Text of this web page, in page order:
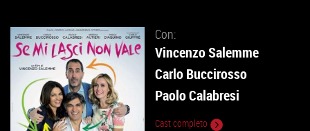
Con:
Vincenzo Salemme
Carlo Buccirosso
Paolo Calabresi
Cast completo